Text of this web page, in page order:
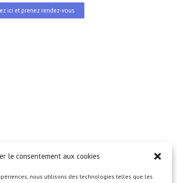
le consentement aux cookies
nous utilisons des technologies telles que les
ici et prenez rendez-vous